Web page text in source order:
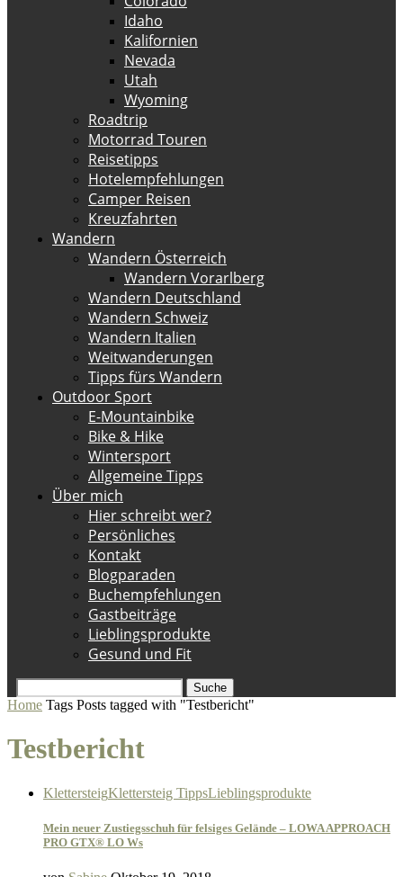
Idaho
Kalifornien
Nevada
Utah
Wyoming
Roadtrip
Motorrad Touren
Reisetipps
Hotelempfehlungen
Camper Reisen
Kreuzfahrten
Wandern
Wandern Österreich
Wandern Vorarlberg
Wandern Deutschland
Wandern Schweiz
Wandern Italien
Weitwanderungen
Tipps fürs Wandern
Outdoor Sport
E-Mountainbike
Bike & Hike
Wintersport
Allgemeine Tipps
Über mich
Hier schreibt wer?
Persönliches
Kontakt
Blogparaden
Buchempfehlungen
Gastbeiträge
Lieblingsprodukte
Gesund und Fit
Suche
Home Tags Posts tagged with "Testbericht"
Testbericht
KlettersteigKlettersteig TippsLieblingsprodukte
Mein neuer Zustiegsschuh für felsiges Gelände – LOWA APPROACH
PRO GTX® LO Ws